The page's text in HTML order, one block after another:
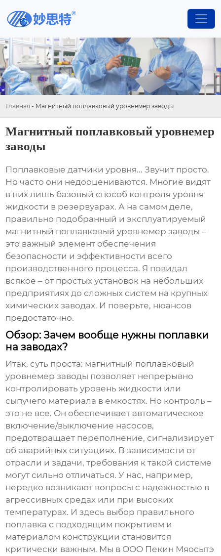
Главная - Магнитный поплавковый уровнемер заводы
Магнитный поплавковый уровнемер
заводы
Поплавковые датчики уровня... Звучит просто.
Но часто они недооцениваются. Многие видят
в них лишь базовый способ контроля уровня
жидкости в резервуарах. А на самом деле,
правильно подобранный и эксплуатируемый
магнитный поплавковый уровнемер заводы –
это важный элемент обеспечения
безопасности и эффективности всего
производственного процесса. Я повидал
всякое – от простых установок на небольших
предприятиях до сложных систем на крупных
химических заводах. И поверьте, нюансов
предостаточно.
Обзор: Зачем вообще нужны поплавки
на заводах?
Итак, суть проста: магнитный поплавковый
уровнемер заводы позволяет непрерывно
контролировать уровень жидкости или
сыпучего материала в емкостях. Но контроль –
это не все. Он обеспечивает автоматическое
включение/выключение насосов,
предотвращает переполнение, сигнализирует
об аварийных ситуациях. В зависимости от
отрасли и задачи, требования к такой системе
могут сильно отличаться. У нас, например,
нередко возникают вопросы с надежностью в
агрессивных средах или при высоких
температурах. И здесь выбор правильного
поплавка с подходящим покрытием и
материалом конструкции становится
критически важным. Мы в ООО Пекин Мяосытэ